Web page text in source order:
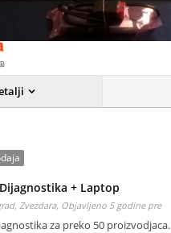
+ Laptop
Zvezdara, Objavljeno 5 godine pre
za preko 50 proizvodjaca.